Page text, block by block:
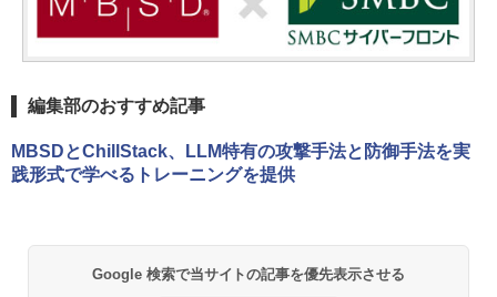
編集部のおすすめ記事
MBSDとChillStack、LLM特有の攻撃手法と防御手法を実
践形式で学べるトレーニングを提供
Google 検索で当サイトの記事を優先表示させる